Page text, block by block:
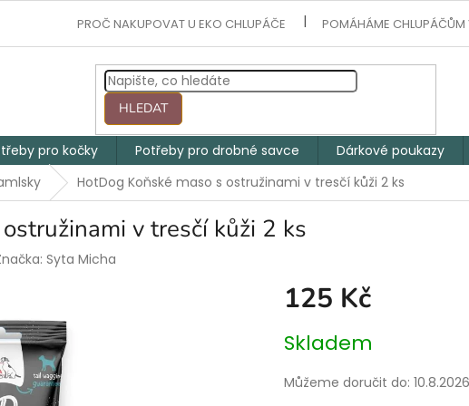
PROČ NAKUPOVAT U EKO CHLUPÁČE POMÁHÁME CHLUPÁČŮM
HLEDAT
pro kočky Potřeby pro drobné savce Dárkové poukazy
HotDog Koňské maso s ostružinami v tresčí kůži 2 ks
v tresčí kůži 2 ks
Syta Micha
125 Kč
cena:
Skladem
Můžeme doručit do: 10.8.2026